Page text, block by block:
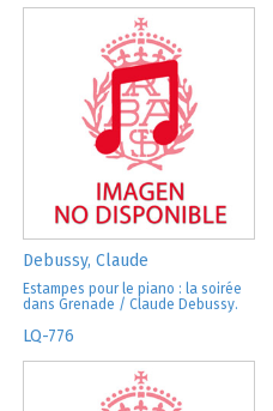
Debussy, Claude
Estampes pour le piano : la soirée
dans Grenade / Claude Debussy.
LQ-776